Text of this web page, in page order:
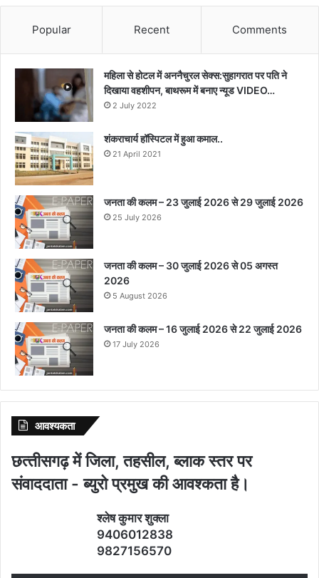
Popular Recent Comments
महिला से होटल में अननैचुरल सेक्स:सुहागरात पर पति ने
दिखाया वहशीपन, बाथरूम में बनाए न्यूड VIDEO…
2 July 2022
शंकराचार्य हॉस्पिटल में हुआ कमाल..
21 April 2021
जनता की कलम – 23 जुलाई 2026 से 29 जुलाई 2026
25 July 2026
जनता की कलम – 30 जुलाई 2026 से 05 अगस्त
2026
5 August 2026
जनता की कलम – 16 जुलाई 2026 से 22 जुलाई 2026
17 July 2026
आवश्‍यकता
छत्‍तीसगढ़ में जिला, तहसील, ब्‍लाक स्‍तर पर
संवाददाता - ब्‍युरो प्रमुख की आवश्‍कता है।
श्‍लेष कुमार शुक्‍ला
9406012838
9827156570